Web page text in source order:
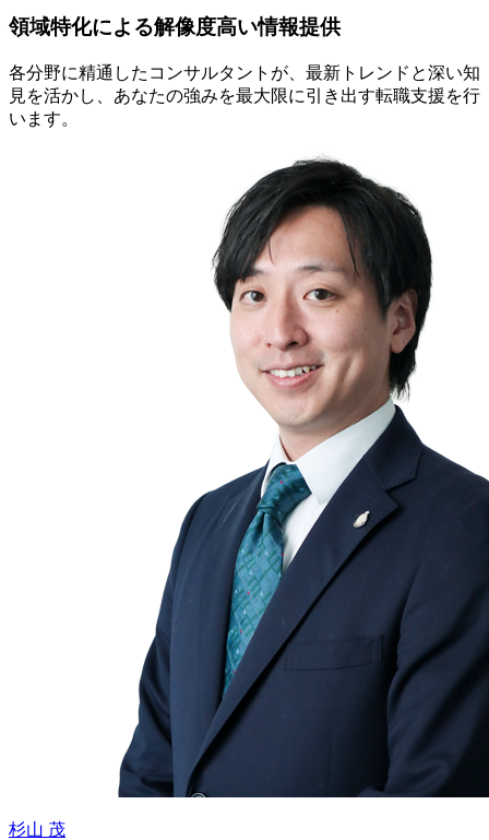
領域特化による解像度高い情報提供
各分野に精通したコンサルタントが、最新トレンドと深い知
見を活かし、あなたの強みを最大限に引き出す転職支援を行
います。
杉山 茂